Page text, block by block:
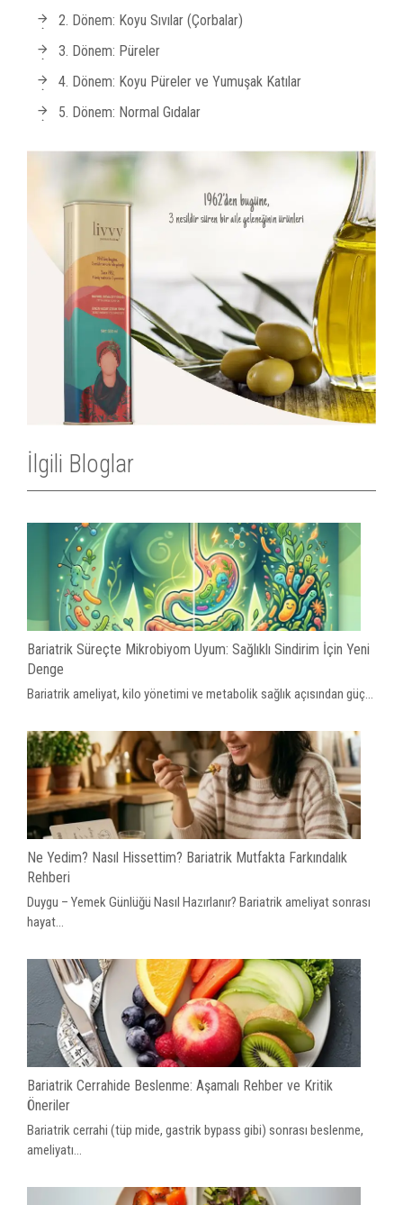
2. Dönem: Koyu Sıvılar (Çorbalar)
3. Dönem: Püreler
4. Dönem: Koyu Püreler ve Yumuşak Katılar
5. Dönem: Normal Gıdalar
İlgili Bloglar
Bariatrik Süreçte Mikrobiyom Uyum: Sağlıklı Sindirim İçin Yeni
Denge
Bariatrik ameliyat, kilo yönetimi ve metabolik sağlık açısından güç...
Ne Yedim? Nasıl Hissettim? Bariatrik Mutfakta Farkındalık
Rehberi
Duygu – Yemek Günlüğü Nasıl Hazırlanır? Bariatrik ameliyat sonrası
hayat...
Bariatrik Cerrahide Beslenme: Aşamalı Rehber ve Kritik
Öneriler
Bariatrik cerrahi (tüp mide, gastrik bypass gibi) sonrası beslenme,
ameliyatı...